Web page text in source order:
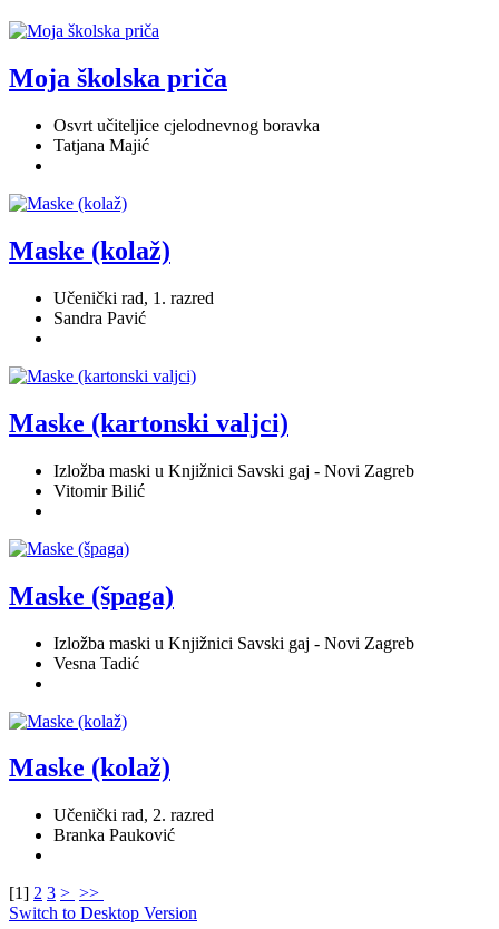
Moja školska priča
Osvrt učiteljice cjelodnevnog boravka
Tatjana Majić
Maske (kolaž)
Učenički rad, 1. razred
Sandra Pavić
Maske (kartonski valjci)
Izložba maski u Knjižnici Savski gaj - Novi Zagreb
Vitomir Bilić
Maske (špaga)
Izložba maski u Knjižnici Savski gaj - Novi Zagreb
Vesna Tadić
Maske (kolaž)
Učenički rad, 2. razred
Branka Pauković
[1] 2 3 > >>
Switch to Desktop Version